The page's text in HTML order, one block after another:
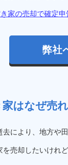
家の売却で確定
弊社
はなぜ売
去により、地方や
を売却したいけれ